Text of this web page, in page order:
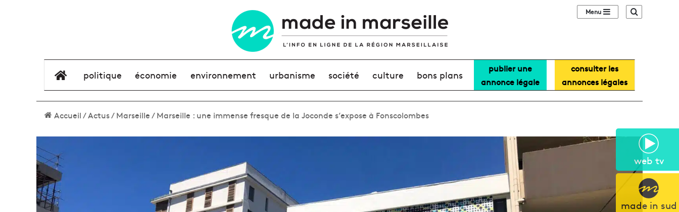
web tv
made in sud
Sidebar (barre
élément de menu
politique économie environnement urbanisme société culture bons plans
publier une
annonce légale
consulter les
annonces légales
Accueil/Actus/Marseille/Marseille : une immense fresque de la Joconde s’expose à Fonscolombes